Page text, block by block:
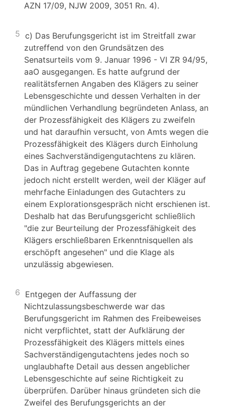
AZN 17/09, NJW 2009, 3051 Rn. 4).
5 c) Das Berufungsgericht ist im Streitfall zwar
zutreffend von den Grundsätzen des
Senatsurteils vom 9. Januar 1996 - VI ZR 94/95,
aaO ausgegangen. Es hatte aufgrund der
realitätsfernen Angaben des Klägers zu seiner
Lebensgeschichte und dessen Verhalten in der
mündlichen Verhandlung begründeten Anlass, an
der Prozessfähigkeit des Klägers zu zweifeln
und hat daraufhin versucht, von Amts wegen die
Prozessfähigkeit des Klägers durch Einholung
eines Sachverständigengutachtens zu klären.
Das in Auftrag gegebene Gutachten konnte
jedoch nicht erstellt werden, weil der Kläger auf
mehrfache Einladungen des Gutachters zu
einem Explorationsgespräch nicht erschienen ist.
Deshalb hat das Berufungsgericht schließlich
"die zur Beurteilung der Prozessfähigkeit des
Klägers erschließbaren Erkenntnisquellen als
erschöpft angesehen" und die Klage als
unzulässig abgewiesen.
6 Entgegen der Auffassung der
Nichtzulassungsbeschwerde war das
Berufungsgericht im Rahmen des Freibeweises
nicht verpflichtet, statt der Aufklärung der
Prozessfähigkeit des Klägers mittels eines
Sachverständigengutachtens jedes noch so
unglaubhafte Detail aus dessen angeblicher
Lebensgeschichte auf seine Richtigkeit zu
überprüfen. Darüber hinaus gründeten sich die
Zweifel des Berufungsgerichts an der